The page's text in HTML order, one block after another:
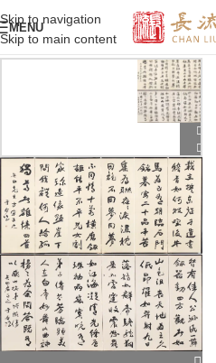
Skip to navigation
Skip to main content
MENU